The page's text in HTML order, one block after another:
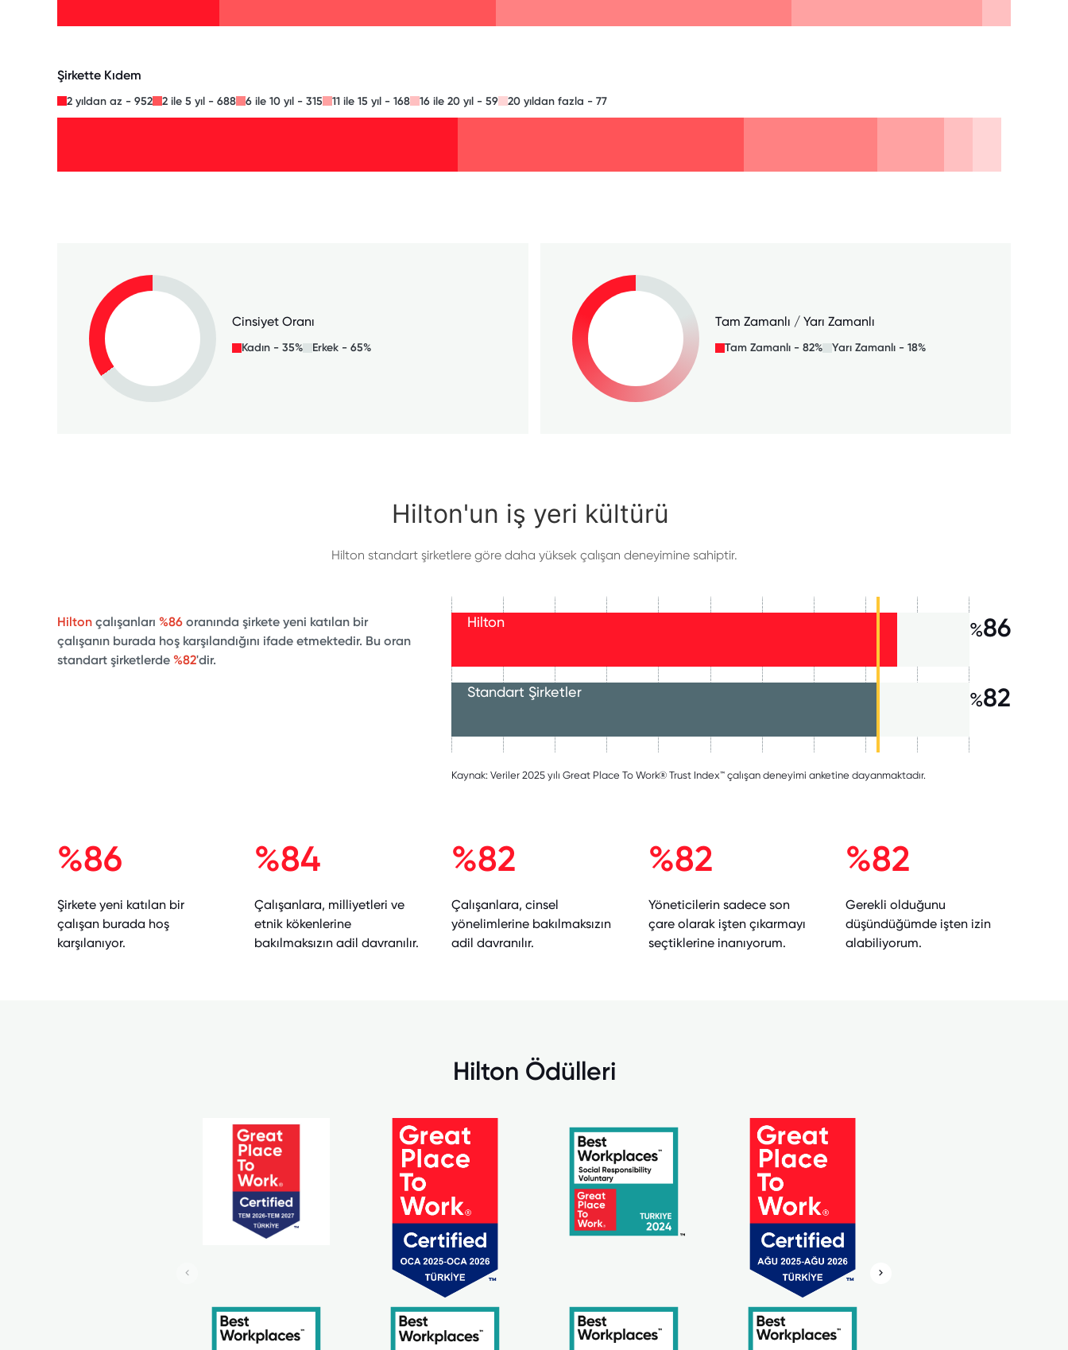
Şirkette Kıdem
2 yıldan az - 952 2 ile 5 yıl - 688 6 ile 10 yıl - 315 11 ile 15 yıl - 168 16 ile 20 yıl - 59 20 yıldan fazla - 77
Cinsiyet Oranı
Kadın - 35% Erkek - 65%
Tam Zamanlı / Yarı Zamanlı
Tam Zamanlı - 82% Yarı Zamanlı - 18%
Hilton'un iş yeri kültürü
Hilton standart şirketlere göre daha yüksek çalışan deneyimine sahiptir.
Hilton çalışanları %86 oranında şirkete yeni katılan bir
çalışanın burada hoş karşılandığını ifade etmektedir. Bu oran
standart şirketlerde %82'dir.
Hilton
Standart Şirketler
%86
%82
Kaynak: Veriler 2025 yılı Great Place To Work® Trust Index™ çalışan deneyimi anketine dayanmaktadır.
%86
Şirkete yeni katılan bir
çalışan burada hoş
karşılanıyor.
%84
Çalışanlara, milliyetleri ve
etnik kökenlerine
bakılmaksızın adil davranılır.
%82
Çalışanlara, cinsel
yönelimlerine bakılmaksızın
adil davranılır.
%82
Yöneticilerin sadece son
çare olarak işten çıkarmayı
seçtiklerine inanıyorum.
%82
Gerekli olduğunu
düşündüğümde işten izin
alabiliyorum.
Hilton Ödülleri